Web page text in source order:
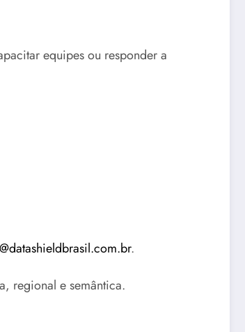
equipes ou responder a
.
regional e semântica.